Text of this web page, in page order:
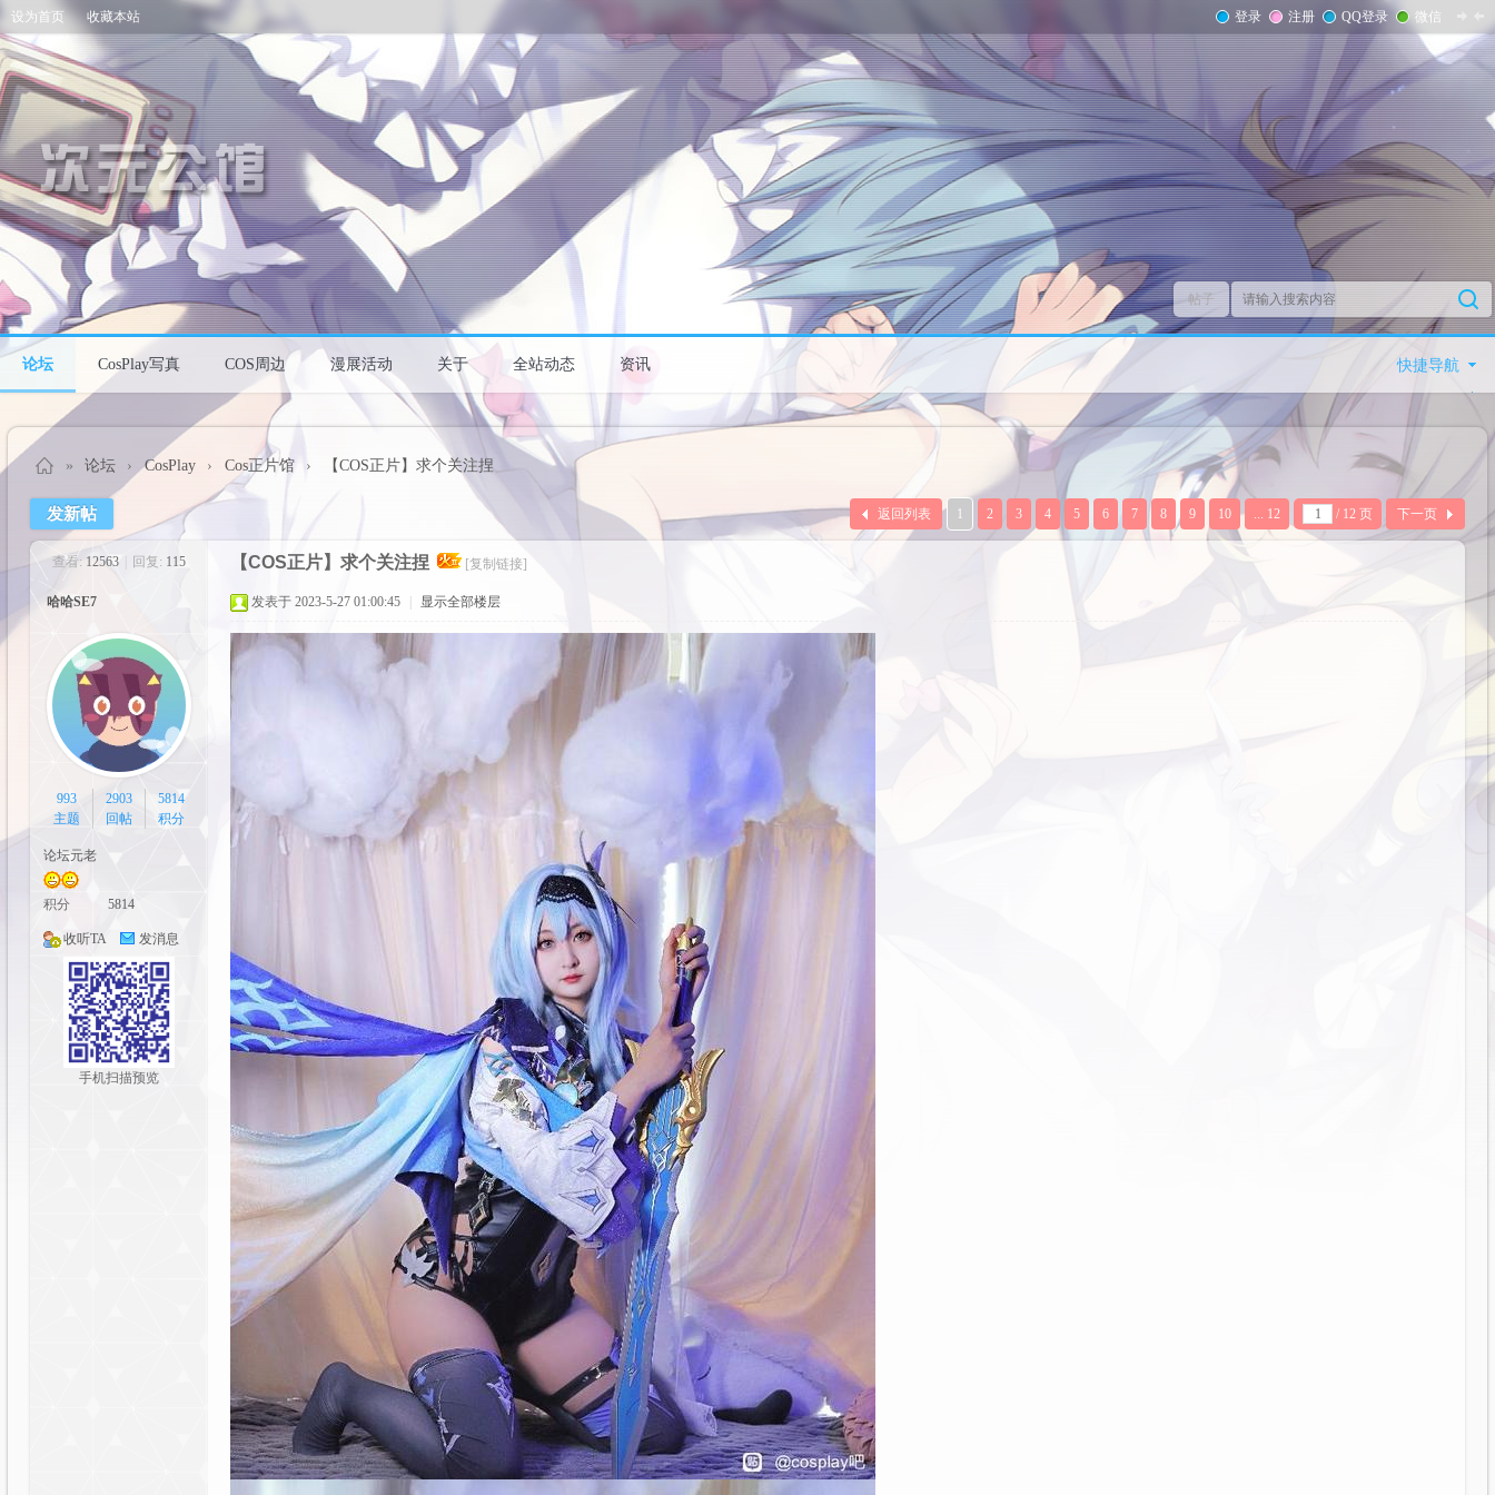
设为首页 收藏本站 登录 注册 QQ登录 微信
帖子
快捷导航
论坛 CosPlay写真 COS周边 漫展活动 关于 全站动态 资讯
cos
» 论坛 › CosPlay › Cos正片馆 › 【COS正片】求个关注捏
1 2 3 4 5 6 7 8 9 10 ... 12 / 12 页 下一页
返回列表
发新帖
查看: 12563 回复: 115 【COS正片】求个关注捏 [复制链接]
哈哈SE7
993
主题
2903
回帖
5814
积分
论坛元老
积分 5814
收听TA 发消息
手机扫描预览
发表于 2023-5-27 01:00:45 显示全部楼层